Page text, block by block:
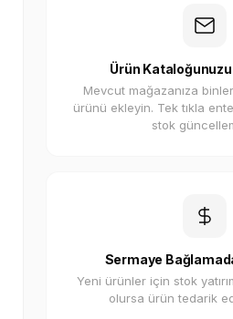
Ürün
Mevcut mağazanıza
ürünü ekleyin. Tek tıkla
stok
Sermaye
Yeni ürünler için stok
olursa ürün tedarik